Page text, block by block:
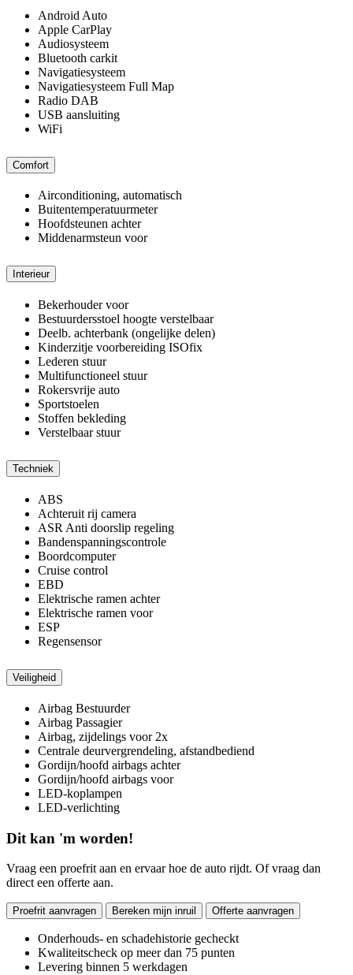
Android Auto
Apple CarPlay
Audiosysteem
Bluetooth carkit
Navigatiesysteem
Navigatiesysteem Full Map
Radio DAB
USB aansluiting
WiFi
Comfort
Airconditioning, automatisch
Buitentemperatuurmeter
Hoofdsteunen achter
Middenarmsteun voor
Interieur
Bekerhouder voor
Bestuurdersstoel hoogte verstelbaar
Deelb. achterbank (ongelijke delen)
Kinderzitje voorbereiding ISOfix
Lederen stuur
Multifunctioneel stuur
Rokersvrije auto
Sportstoelen
Stoffen bekleding
Verstelbaar stuur
Techniek
ABS
Achteruit rij camera
ASR Anti doorslip regeling
Bandenspanningscontrole
Boordcomputer
Cruise control
EBD
Elektrische ramen achter
Elektrische ramen voor
ESP
Regensensor
Veiligheid
Airbag Bestuurder
Airbag Passagier
Airbag, zijdelings voor 2x
Centrale deurvergrendeling, afstandbediend
Gordijn/hoofd airbags achter
Gordijn/hoofd airbags voor
LED-koplampen
LED-verlichting
Dit kan 'm worden!
Vraag een proefrit aan en ervaar hoe de auto rijdt. Of vraag dan
direct een offerte aan.
Proefrit aanvragen Bereken mijn inruil Offerte aanvragen
​Onderhouds- en schadehistorie gecheckt
Kwaliteitscheck op meer dan 75 punten
Levering binnen 5 werkdagen